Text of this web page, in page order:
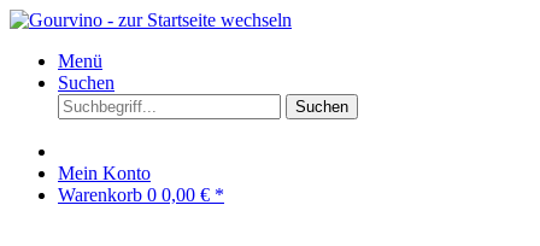
Menü
Suchen
Suchen
Mein Konto
Warenkorb 0 0,00 € *